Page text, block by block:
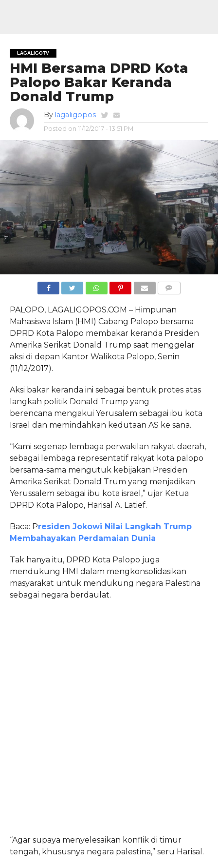
LAGALIGOTV
HMI Bersama DPRD Kota
Palopo Bakar Keranda
Donald Trump
By lagaligopos
Posted on 11/12/2017 - 13:51 PM
PALOPO, LAGALIGOPOS.COM – Himpunan
Mahasiswa Islam (HMI) Cabang Palopo bersama
DPRD Kota Palopo membakar keranda Presiden
Amerika Serikat Donald Trump saat menggelar
aksi di depan Kantor Walikota Palopo, Senin
(11/12/2017).
Aksi bakar keranda ini sebagai bentuk protes atas
langkah politik Donald Trump yang
berencana mengakui Yerusalem sebagai ibu kota
Israel dan memindahkan kedutaan AS ke sana.
“Kami segenap lembaga perwakilan rakyat daerah,
sebagai lembaga representatif rakyat kota palopo
bersama-sama mengutuk kebijakan Presiden
Amerika Serikat Donald Trum yang menjadikan
Yerussalem sebagai ibu kota israel,” ujar Ketua
DPRD Kota Palopo, Harisal A. Latief.
Baca: Presiden Jokowi Nilai Langkah Trump
Membahayakan Perdamaian Dunia
Tak hanya itu, DPRD Kota Palopo juga
mendukung HMI dalam mengkonsolidasikan
masyarakat untuk mendukung negara Palestina
sebagai negara berdaulat.
“Agar supaya menyelesaikan konflik di timur
tengah, khususnya negara palestina,” seru Harisal.